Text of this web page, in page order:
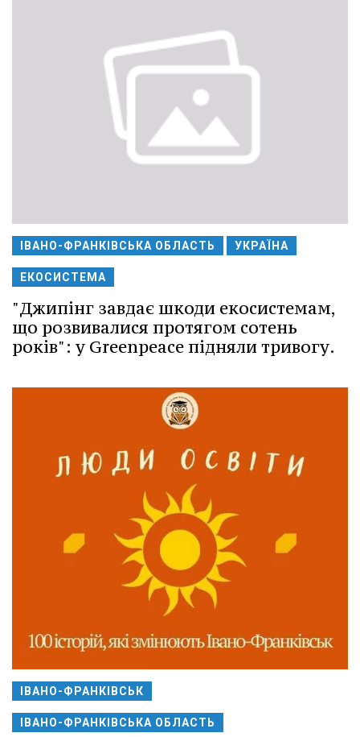
ІВАНО-ФРАНКІВСЬКА ОБЛАСТЬ УКРАЇНА
ЕКОСИСТЕМА
"Джипінг завдає шкоди екосистемам,
що розвивалися протягом сотень
років": у Greenpeace підняли тривогу.
ІВАНО-ФРАНКІВСЬК
ІВАНО-ФРАНКІВСЬКА ОБЛАСТЬ